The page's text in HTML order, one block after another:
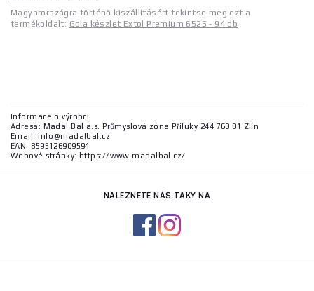
Magyarországra történő kiszállításért tekintse meg ezt a
termékoldalt: Gola készlet Extol Premium 6525 - 94 db
Informace o výrobci
Adresa: Madal Bal a.s. Průmyslová zóna Příluky 244 760 01 Zlín
Email: info@madalbal.cz
EAN: 8595126909594
Webové stránky: https://www.madalbal.cz/
NALEZNETE NÁS TAKY NA